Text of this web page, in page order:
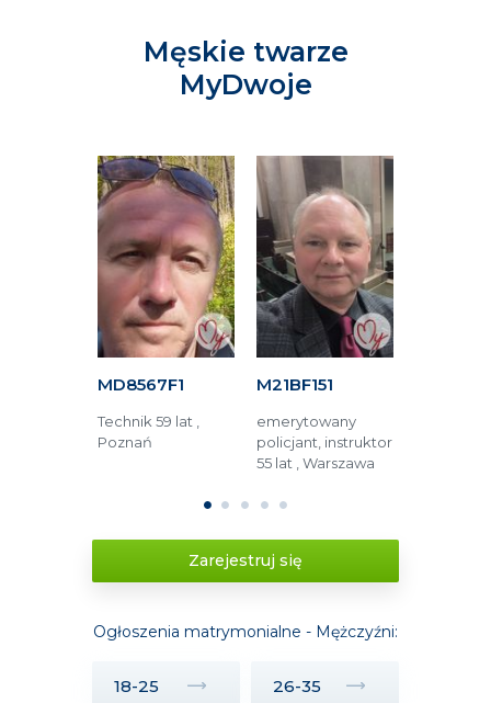
Męskie twarze
MyDwoje
MD8567F1
Technik 59 lat ,
Poznań
M21BF151
emerytowany
policjant, instruktor
55 lat , Warszawa
1 2 3 4 5
Zarejestruj się
Ogłoszenia matrymonialne - Mężczyźni:
18-25 26-35